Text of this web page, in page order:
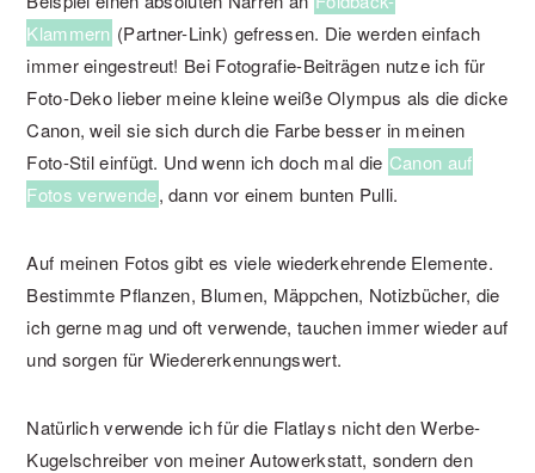
Klammern (Partner-Link) gefressen. Die werden einfach
immer eingestreut! Bei Fotografie-Beiträgen nutze ich für
Foto-Deko lieber meine kleine weiße Olympus als die dicke
Canon, weil sie sich durch die Farbe besser in meinen
Foto-Stil einfügt. Und wenn ich doch mal die Canon auf
Fotos verwende, dann vor einem bunten Pulli.
Auf meinen Fotos gibt es viele wiederkehrende Elemente.
Bestimmte Pflanzen, Blumen, Mäppchen, Notizbücher, die
ich gerne mag und oft verwende, tauchen immer wieder auf
und sorgen für Wiedererkennungswert.
Natürlich verwende ich für die Flatlays nicht den Werbe-
Kugelschreiber von meiner Autowerkstatt, sondern den